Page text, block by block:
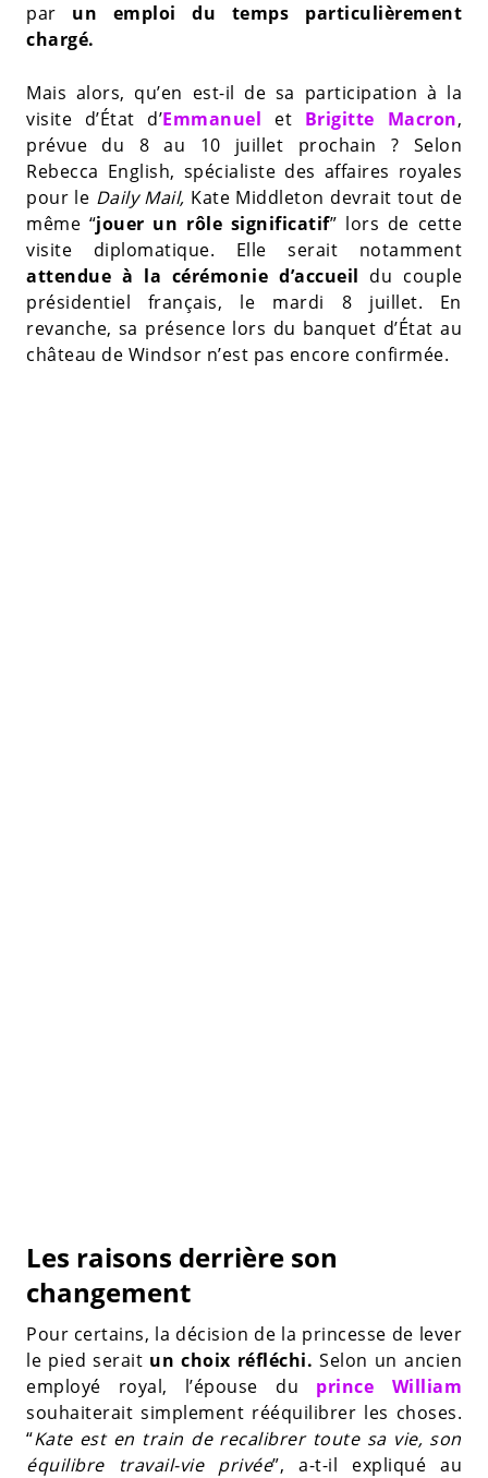
par un emploi du temps particulièrement
chargé.
Mais alors, qu’en est-il de sa participation à la
visite d’État d’Emmanuel et Brigitte Macron,
prévue du 8 au 10 juillet prochain ? Selon
Rebecca English, spécialiste des affaires royales
pour le Daily Mail, Kate Middleton devrait tout de
même “jouer un rôle significatif” lors de cette
visite diplomatique. Elle serait notamment
attendue à la cérémonie d’accueil du couple
présidentiel français, le mardi 8 juillet. En
revanche, sa présence lors du banquet d’État au
château de Windsor n’est pas encore confirmée.
Les raisons derrière son
changement
Pour certains, la décision de la princesse de lever
le pied serait un choix réfléchi. Selon un ancien
employé royal, l’épouse du prince William
souhaiterait simplement rééquilibrer les choses.
“Kate est en train de recalibrer toute sa vie, son
équilibre travail-vie privée”, a-t-il expliqué au